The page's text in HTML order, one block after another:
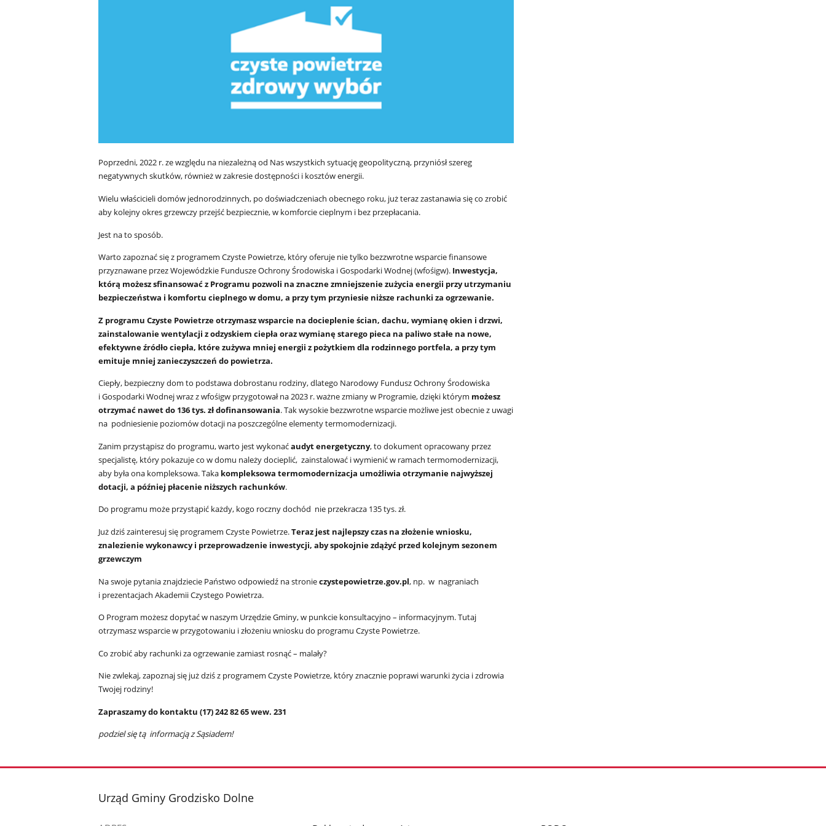
Poprzedni, 2022 r. ze względu na niezależną od Nas wszystkich sytuację geopolityczną, przyniósł szereg
negatywnych skutków, również w zakresie dostępności i kosztów energii.
Wielu właścicieli domów jednorodzinnych, po doświadczeniach obecnego roku, już teraz zastanawia się co zrobić
aby kolejny okres grzewczy przejść bezpiecznie, w komforcie cieplnym i bez przepłacania.
Jest na to sposób.
Warto zapoznać się z programem Czyste Powietrze, który oferuje nie tylko bezzwrotne wsparcie finansowe
przyznawane przez Wojewódzkie Fundusze Ochrony Środowiska i Gospodarki Wodnej (wfośigw). Inwestycja,
którą możesz sfinansować z Programu pozwoli na znaczne zmniejszenie zużycia energii przy utrzymaniu
bezpieczeństwa i komfortu cieplnego w domu, a przy tym przyniesie niższe rachunki za ogrzewanie.
Z programu Czyste Powietrze otrzymasz wsparcie na docieplenie ścian, dachu, wymianę okien i drzwi,
zainstalowanie wentylacji z odzyskiem ciepła oraz wymianę starego pieca na paliwo stałe na nowe,
efektywne źródło ciepła, które zużywa mniej energii z pożytkiem dla rodzinnego portfela, a przy tym
emituje mniej zanieczyszczeń do powietrza.
Ciepły, bezpieczny dom to podstawa dobrostanu rodziny, dlatego Narodowy Fundusz Ochrony Środowiska
i Gospodarki Wodnej wraz z wfośigw przygotował na 2023 r. ważne zmiany w Programie, dzięki którym możesz
otrzymać nawet do 136 tys. zł dofinansowania. Tak wysokie bezzwrotne wsparcie możliwe jest obecnie z uwagi
na podniesienie poziomów dotacji na poszczególne elementy termomodernizacji.
Zanim przystąpisz do programu, warto jest wykonaćaudyt energetyczny, to dokument opracowany przez
specjalistę, który pokazuje co w domu należy docieplić, zainstalować i wymienić w ramach termomodernizacji,
aby była ona kompleksowa. Taka kompleksowa termomodernizacja umożliwia otrzymanie najwyższej
dotacji, a później płacenie niższych rachunków.
Do programu może przystąpić każdy, kogo roczny dochód nie przekracza 135 tys. zł.
Już dziś zainteresuj się programem Czyste Powietrze.Teraz jest najlepszy czas na złożenie wniosku,
znalezienie wykonawcy i przeprowadzenie inwestycji, aby spokojnie zdążyć przed kolejnym sezonem
grzewczym
Na swoje pytania znajdziecie Państwo odpowiedź na stronieczystepowietrze.gov.pl, np. w nagraniach
i prezentacjach Akademii Czystego Powietrza.
O Program możesz dopytać w naszym Urzędzie Gminy, w punkcie konsultacyjno – informacyjnym. Tutaj
otrzymasz wsparcie w przygotowaniu i złożeniu wniosku do programu Czyste Powietrze.
Co zrobić aby rachunki za ogrzewanie zamiast rosnąć – malały?
Nie zwlekaj, zapoznaj się już dziś z programem Czyste Powietrze, który znacznie poprawi warunki życia i zdrowia
Twojej rodziny!
Zapraszamy do kontaktu (17) 242 82 65 wew. 231
podziel się tą informacją z Sąsiadem!
stopka
Urząd Gminy Grodzisko Dolne